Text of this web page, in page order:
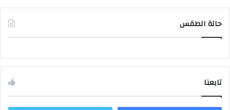
حالة الطقس
تابعنا